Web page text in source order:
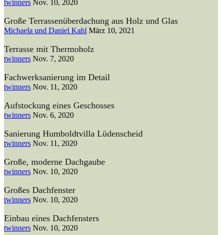
twinners Nov. 10, 2020
Große Terrassenüberdachung aus Holz und Glas
Michaela und Daniel Kahl März 10, 2021
Terrasse mit Thermoholz
twinners Nov. 7, 2020
Fachwerksanierung im Detail
twinners Nov. 11, 2020
Aufstockung eines Geschosses
twinners Nov. 6, 2020
Sanierung Humboldtvilla Lüdenscheid
twinners Nov. 11, 2020
Große, moderne Dachgaube
twinners Nov. 10, 2020
Großes Dachfenster
twinners Nov. 10, 2020
Einbau eines Dachfensters
twinners Nov. 10, 2020